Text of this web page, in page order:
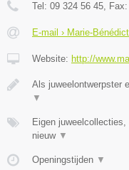
Tel: 09 324 56 45, Fax:
E-mail › Marie-
Website: http://
Als juweelontwerpster
▼
Eigen
nieuw ▼
Openingstijden ▼